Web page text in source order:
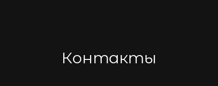
Контакты